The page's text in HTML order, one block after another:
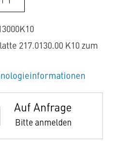
217.0130.00 K10 zum
Auf Anfrage
Bitte anmelden